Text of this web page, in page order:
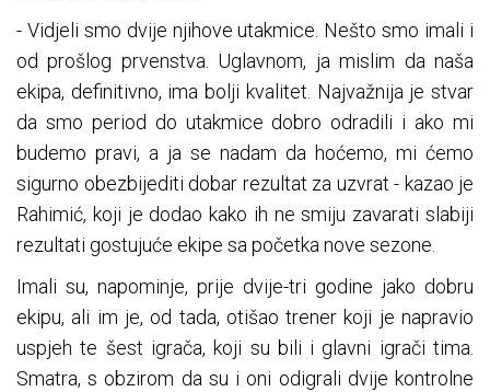
- Vidjeli smo dvije njihove utakmice. Nešto smo imali i
od prošlog prvenstva. Uglavnom, ja mislim da naša
ekipa, definitivno, ima bolji kvalitet. Najvažnija je stvar
da smo period do utakmice dobro odradili i ako mi
budemo pravi, a ja se nadam da hoćemo, mi ćemo
sigurno obezbijediti dobar rezultat za uzvrat - kazao je
Rahimić, koji je dodao kako ih ne smiju zavarati slabiji
rezultati gostujuće ekipe sa početka nove sezone.
Imali su, napominje, prije dvije-tri godine jako dobru
ekipu, ali im je, od tada, otišao trener koji je napravio
uspjeh te šest igrača, koji su bili i glavni igrači tima.
Smatra, s obzirom da su i oni odigrali dvije kontrolne